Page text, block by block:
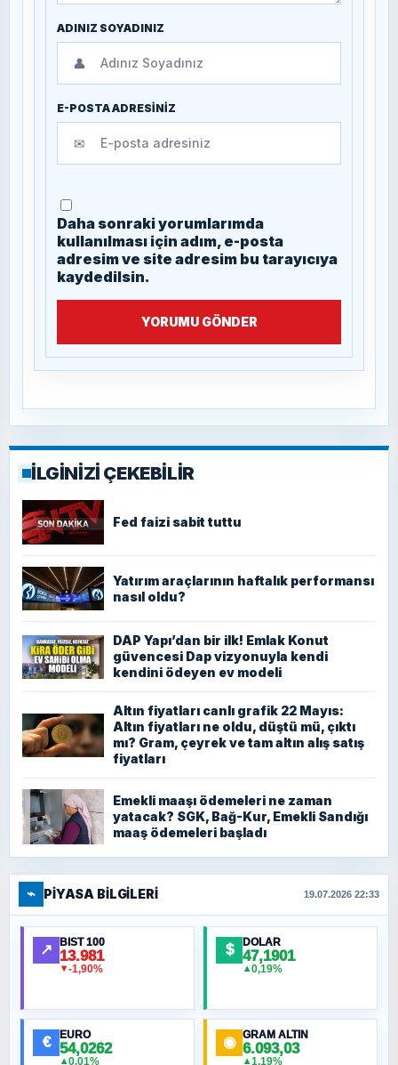
ADINIZ SOYADINIZ
👤
E-POSTA ADRESİNİZ
✉
Daha sonraki yorumlarımda
kullanılması için adım, e-posta
adresim ve site adresim bu tarayıcıya
kaydedilsin.
YORUMU GÖNDER
İLGİNİZİ ÇEKEBİLİR
Fed faizi sabit tuttu
Yatırım araçlarının haftalık performansı
nasıl oldu?
DAP Yapı’dan bir ilk! Emlak Konut
güvencesi Dap vizyonuyla kendi
kendini ödeyen ev modeli
Altın fiyatları canlı grafik 22 Mayıs:
Altın fiyatları ne oldu, düştü mü, çıktı
mı? Gram, çeyrek ve tam altın alış satış
fiyatları
Emekli maaşı ödemeleri ne zaman
yatacak? SGK, Bağ-Kur, Emekli Sandığı
maaş ödemeleri başladı
⌁ PIYASA BILGILERI 19.07.2026 22:33
↗ BIST 100
13.981
▼-1,90%
$ DOLAR
47,1901
▲0,19%
€ EURO
54,0262
▲0,01%
◉ GRAM ALTIN
6.093,03
▲1,19%